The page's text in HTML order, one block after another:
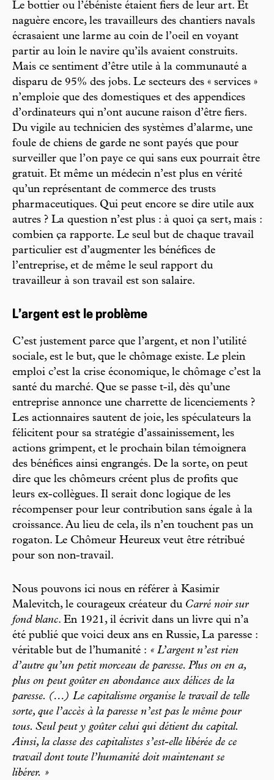
Le bottier ou l’ébéniste étaient fiers de leur art. Et
naguère encore, les travailleurs des chantiers navals
écrasaient une larme au coin de l’oeil en voyant
partir au loin le navire qu’ils avaient construits.
Mais ce sentiment d’être utile à la communauté a
disparu de 95% des jobs. Le secteurs des « services »
n’emploie que des domestiques et des appendices
d’ordinateurs qui n’ont aucune raison d’être fiers.
Du vigile au technicien des systèmes d’alarme, une
foule de chiens de garde ne sont payés que pour
surveiller que l’on paye ce qui sans eux pourrait être
gratuit. Et même un médecin n’est plus en vérité
qu’un représentant de commerce des trusts
pharmaceutiques. Qui peut encore se dire utile aux
autres ? La question n’est plus : à quoi ça sert, mais :
combien ça rapporte. Le seul but de chaque travail
particulier est d’augmenter les bénéfices de
l’entreprise, et de même le seul rapport du
travailleur à son travail est son salaire.
L’argent est le problème
C’est justement parce que l’argent, et non l’utilité
sociale, est le but, que le chômage existe. Le plein
emploi c’est la crise économique, le chômage c’est la
santé du marché. Que se passe t-il, dès qu’une
entreprise annonce une charrette de licenciements ?
Les actionnaires sautent de joie, les spéculateurs la
félicitent pour sa stratégie d’assainissement, les
actions grimpent, et le prochain bilan témoignera
des bénéfices ainsi engrangés. De la sorte, on peut
dire que les chômeurs créent plus de profits que
leurs ex-collègues. Il serait donc logique de les
récompenser pour leur contribution sans égale à la
croissance. Au lieu de cela, ils n’en touchent pas un
rogaton. Le Chômeur Heureux veut être rétribué
pour son non-travail.
Nous pouvons ici nous en référer à Kasimir
Malevitch, le courageux créateur du Carré noir sur
fond blanc. En 1921, il écrivit dans un livre qui n’a
été publié que voici deux ans en Russie, La paresse :
véritable but de l’humanité : « L’argent n’est rien
d’autre qu’un petit morceau de paresse. Plus on en a,
plus on peut goûter en abondance aux délices de la
paresse. (…) Le capitalisme organise le travail de telle
sorte, que l’accès à la paresse n’est pas le même pour
tous. Seul peut y goûter celui qui détient du capital.
Ainsi, la classe des capitalistes s’est-elle libérée de ce
travail dont toute l’humanité doit maintenant se
libérer. »